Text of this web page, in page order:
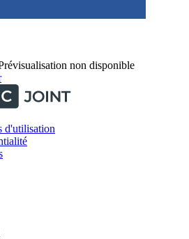
non disponible
d'utilisation